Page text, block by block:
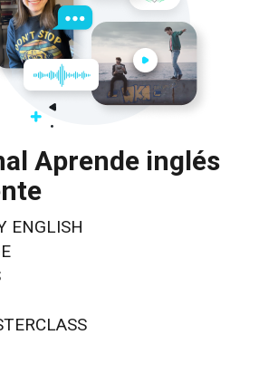
Aprende inglés
ENGLISH